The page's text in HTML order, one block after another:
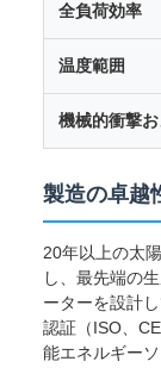
全負荷効率
温度範囲
機械的衝撃
製造の卓越
20年以上の太
し、最先端の
ーターを設計
認証（ISO、
能エネルギー